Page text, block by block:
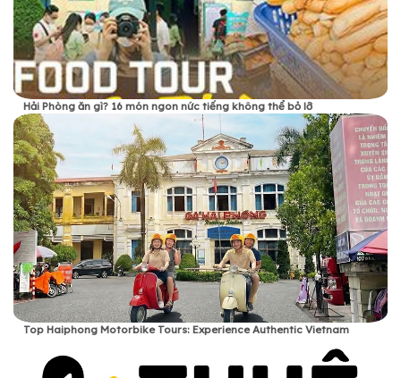
Hải Phòng ăn gì? 16 món ngon nức tiếng không thể bỏ lỡ
Top Haiphong Motorbike Tours: Experience Authentic Vietnam